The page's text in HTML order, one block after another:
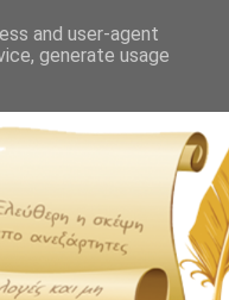
and user-agent
generate usage